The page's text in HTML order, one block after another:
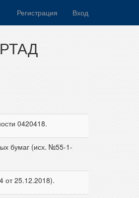
Регистрация Вход
0420418.
бумаг (исх. №55-1-
от 25.12.2018).